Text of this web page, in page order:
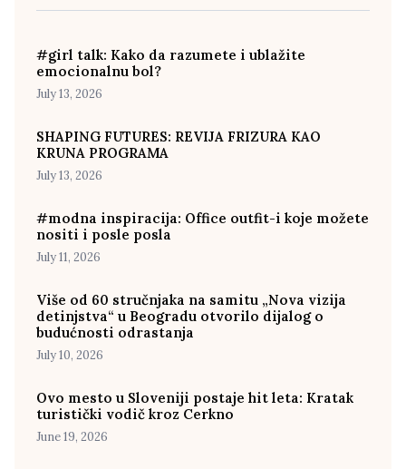
#girl talk: Kako da razumete i ublažite
emocionalnu bol?
July 13, 2026
SHAPING FUTURES: REVIJA FRIZURA KAO
KRUNA PROGRAMA
July 13, 2026
#modna inspiracija: Office outfit-i koje možete
nositi i posle posla
July 11, 2026
Više od 60 stručnjaka na samitu „Nova vizija
detinjstva“ u Beogradu otvorilo dijalog o
budućnosti odrastanja
July 10, 2026
Ovo mesto u Sloveniji postaje hit leta: Kratak
turistički vodič kroz Cerkno
June 19, 2026